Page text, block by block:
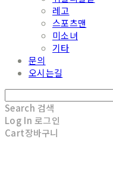
레고
스포츠맨
미소녀
기타
문의
오시는길
Search 검색
Log In 로그인
Cart장바구니